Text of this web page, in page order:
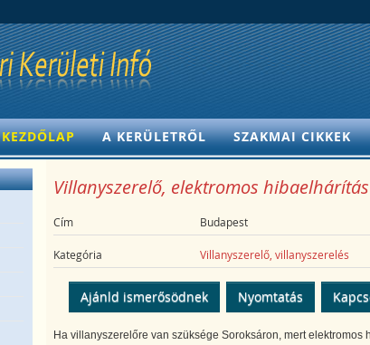
KEZDŐLAP A KERÜLETRŐL SZAKMAI CIKKEK
Villanyszerelő, elektromos
Cím Budapest
Kategória Villanyszerelő, villanyszerelés
Ajánld ismerősödnek Nyomtatás
Ha villanyszerelőre van szüksége Soroksáron, mert elektromos